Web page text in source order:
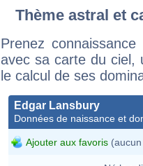
Thème astral et
Prenez
avec sa carte du ciel,
le calcul de ses
Edgar Lansbury
Données de naissance et
Ajouter aux favoris